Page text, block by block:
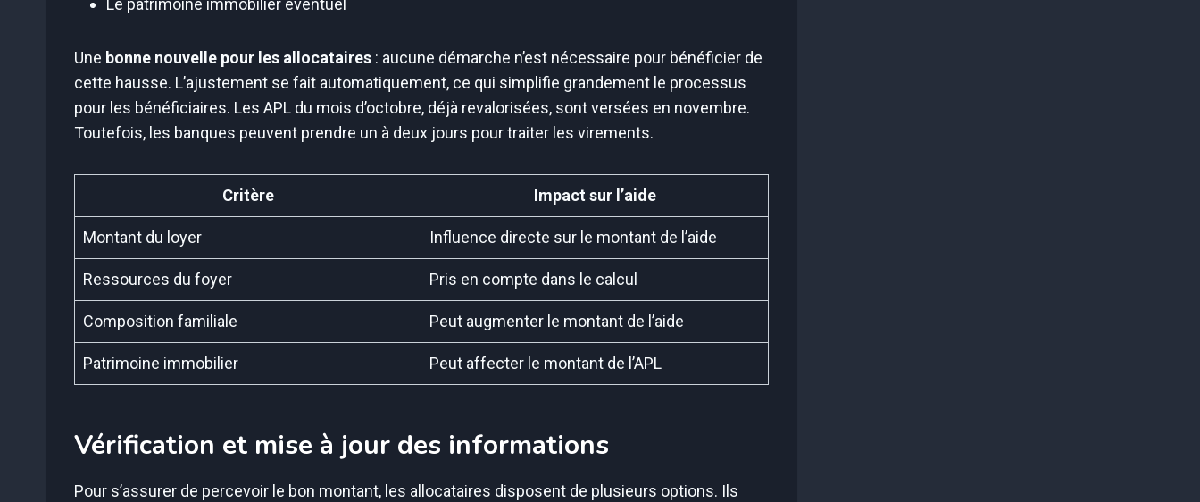
Le patrimoine immobilier éventuel
Une bonne nouvelle pour les allocataires : aucune démarche n’est nécessaire pour bénéficier de
cette hausse. L’ajustement se fait automatiquement, ce qui simplifie grandement le processus
pour les bénéficiaires. Les APL du mois d’octobre, déjà revalorisées, sont versées en novembre.
Toutefois, les banques peuvent prendre un à deux jours pour traiter les virements.
Critère Impact sur l’aide
Montant du loyer Influence directe sur le montant de l’aide
Ressources du foyer Pris en compte dans le calcul
Composition familiale Peut augmenter le montant de l’aide
Patrimoine immobilier Peut affecter le montant de l’APL
Vérification et mise à jour des informations
Pour s’assurer de percevoir le bon montant, les allocataires disposent de plusieurs options. Ils